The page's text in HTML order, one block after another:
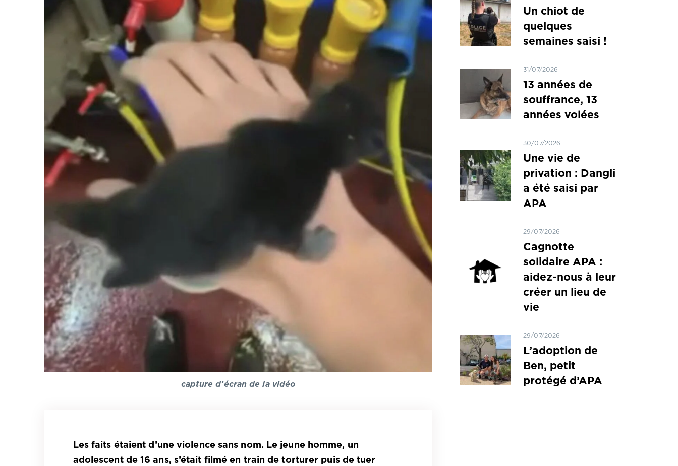
capture d’écran de la vidéo
Les faits étaient d’une violence sans nom. Le jeune homme, un
adolescent de 16 ans, s’était filmé en train de torturer puis de tuer
Un chiot de
quelques
semaines saisi !
31/07/2026
13 années de
souffrance, 13
années volées
30/07/2026
Une vie de
privation : Dangli
a été saisi par
APA
29/07/2026
Cagnotte
solidaire APA :
aidez-nous à leur
créer un lieu de
vie
29/07/2026
L’adoption de
Ben, petit
protégé d’APA